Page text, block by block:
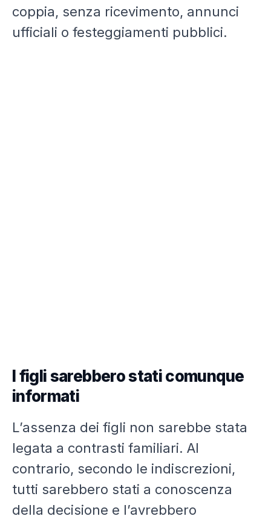
coppia, senza ricevimento, annunci
ufficiali o festeggiamenti pubblici.
I figli sarebbero stati comunque
informati
L’assenza dei figli non sarebbe stata
legata a contrasti familiari. Al
contrario, secondo le indiscrezioni,
tutti sarebbero stati a conoscenza
della decisione e l’avrebbero